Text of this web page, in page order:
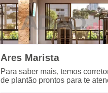
Ares Marista
Para saber mais, temos
de plantão prontos para te